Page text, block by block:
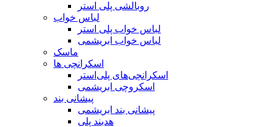
روبالشی پلی استر
لباس خواب
لباس خواب پلی استر
لباس خواب ابریشمی
ماسک
اسکرانچی ها
اسکرانچی‌های پلی‌استر
اسکروچی ابریشمی
پیشانی بند
پیشانی بند ابریشمی
هدبند پلی